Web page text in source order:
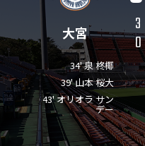
大宮
34' 泉 柊椰
39' 山本 桜大
43' オリオラ サン
デー
3
0